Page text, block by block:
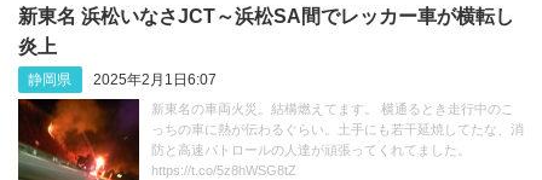
新東名 浜松いなさJCT～浜松SA間でレッカー車が横転し
炎上
静岡県 2025年2月1日6:07
新東名の車両火災。結構燃えてます。 横通るとき走行中のこ
っちの車に熱が伝わるぐらい。土手にも若干延焼してたな、消
防と高速パトロールの人達が頑張ってくれてました。
https://t.co/5z8hWSG8tZ